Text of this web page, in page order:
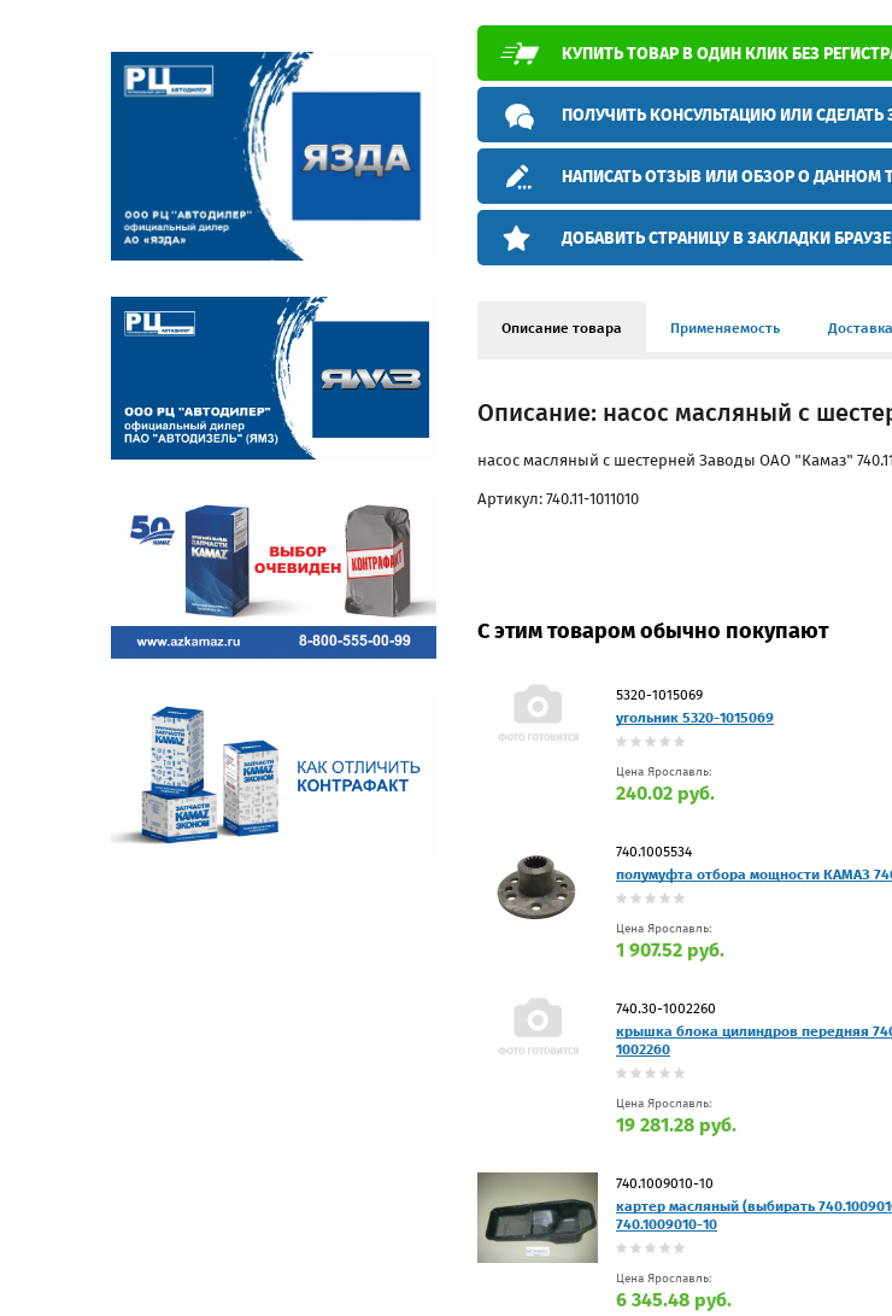
КУПИТЬ ТОВАР В ОДИН КЛИК БЕЗ
ПОЛУЧИТЬ КОНСУЛЬТАЦИЮ ИЛИ СДЕЛАТЬ
НАПИСАТЬ ОТЗЫВ ИЛИ ОБЗОР О ДАННОМ
ДОБАВИТЬ СТРАНИЦУ В ЗАКЛАДКИ
Описание товара Применяемость Доставка
Описание: насос масляный с
насос масляный с шестерней Заводы ОАО "Камаз"
Артикул: 740.11-1011010
С этим товаром обычно покупают
5320-1015069
угольник 5320-1015069
Цена Ярославль:
240.02 руб.
740.1005534
полумуфта отбора мощности КАМАЗ
Цена Ярославль:
1 907.52 руб.
740.30-1002260
крышка блока цилиндров передняя
1002260
Цена Ярославль:
19 281.28 руб.
740.1009010-10
картер масляный (выбирать
740.1009010-10
Цена Ярославль:
6 345.48 руб.